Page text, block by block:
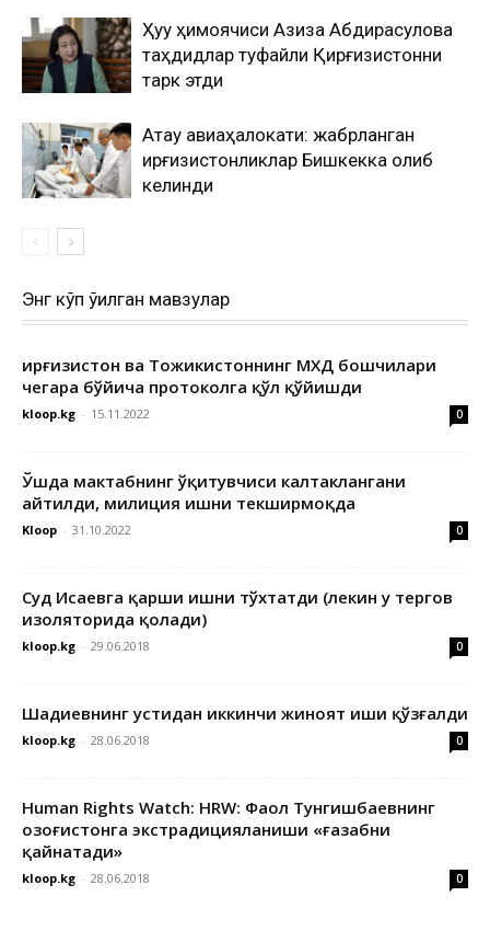
Ҳуқуқ ҳимоячиси Азиза Абдирасулова
таҳдидлар туфайли Қирғизистонни
тарк этди
Ақтау авиаҳалокати: жабрланган
қирғизистонликлар Бишкекка олиб
келинди
Энг кўп ўқилган мавзулар
Қирғизистон ва Тожикистоннинг МХДҚ бошчилари
чегара бўйича протоколга қўл қўйишди
kloop.kg - 15.11.2022 0
Ўшда мактабнинг ўқитувчиси калтаклангани
айтилди, милиция ишни текширмоқда
Kloop - 31.10.2022 0
Суд Исаевга қарши ишни тўхтатди (лекин у тергов
изоляторида қолади)
kloop.kg - 29.06.2018 0
Шадиевнинг устидан иккинчи жиноят иши қўзғалди
kloop.kg - 28.06.2018 0
Human Rights Watch: HRW: Фаол Тунгишбаевнинг
Қозоғистонга экстрадицияланиши «ғазабни
қайнатади»
kloop.kg - 28.06.2018 0